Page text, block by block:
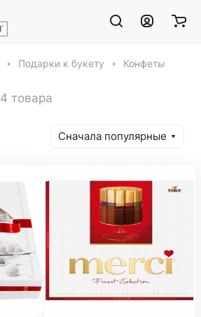
Подарки к букету Конфеты
4 товара
Сначала популярные